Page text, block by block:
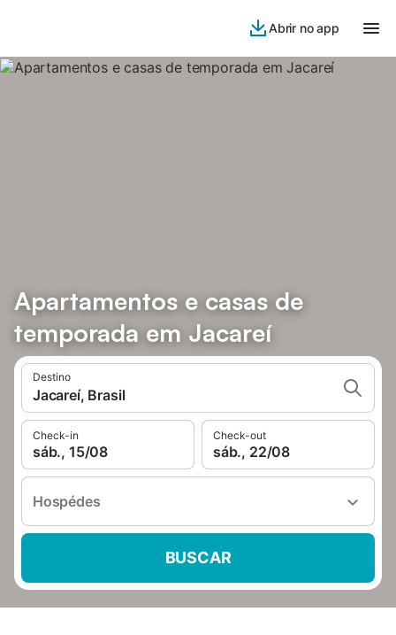
Abrir no app
Apartamentos e casas de
temporada em Jacareí
Destino
Jacareí, Brasil
Check-in
sáb., 15/08
Check-out
sáb., 22/08
Hospédes
BUSCAR